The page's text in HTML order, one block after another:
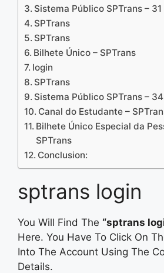
Sistema Público SPTrans – 31
SPTrans
SPTrans
Bilhete Único – SPTrans
login
SPTrans
Sistema Público SPTrans – 34
Canal do Estudante –
Bilhete Único Especial da
SPTrans
Conclusion:
sptrans login
You Will Find The “sptrans
Here. You Have To Click On
Into The Account Using The
Details.